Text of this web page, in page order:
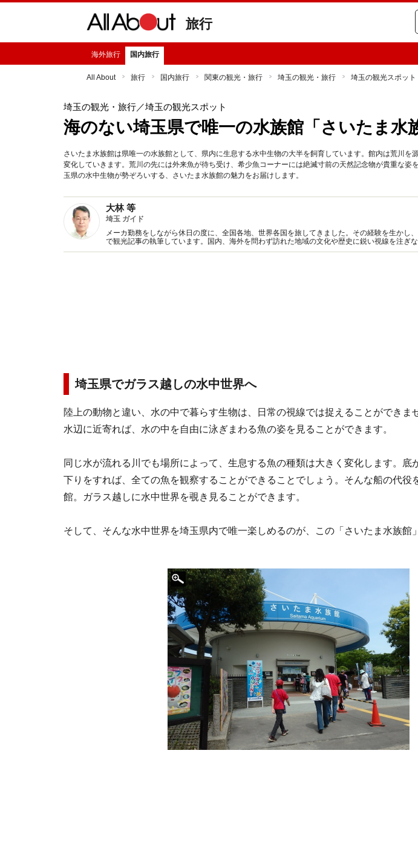
旅行
海外旅行 国内旅行
All About 旅行 国内旅行 関東の観光・旅行 埼玉の観光・旅行 埼玉の観光スポット
埼玉の観光・旅行／埼玉の観光スポット
海のない埼玉県で唯一の水族館「さいたま水
さいたま水族館は県唯一の水族館として、県内に生息する水中生物の大半を飼育しています。館内は荒川を
変化していきます。荒川の先には外来魚が待ち受け、希少魚コーナーには絶滅寸前の天然記念物が貴重な姿
玉県の水中生物が勢ぞろいする、さいたま水族館の魅力をお届けします。
大林 等
埼玉 ガイド
メーカ勤務をしながら休日の度に、全国各地、世界各国を旅してきました。その経験を生かし
で観光記事の執筆しています。国内、海外を問わず訪れた地域の文化や歴史に鋭い視線を注ぎ
光・旅行に関するより豊かな情報を提供していきます。
埼玉県でガラス越しの水中世界へ
陸上の動物と違い、水の中で暮らす生物は、日常の視線では捉えることができま
水辺に近寄れば、水の中を自由に泳ぎまわる魚の姿を見ることができます。
同じ水が流れる川でも場所によって、生息する魚の種類は大きく変化します。底
下りをすれば、全ての魚を観察することができることでしょう。そんな船の代役
館。ガラス越しに水中世界を覗き見ることができます。
そして、そんな水中世界を埼玉県内で唯一楽しめるのが、この「さいたま水族館